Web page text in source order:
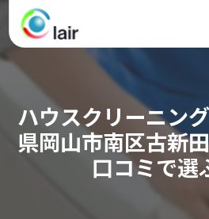
ハウスクリーニン
県岡山市南区古新
口コミで選